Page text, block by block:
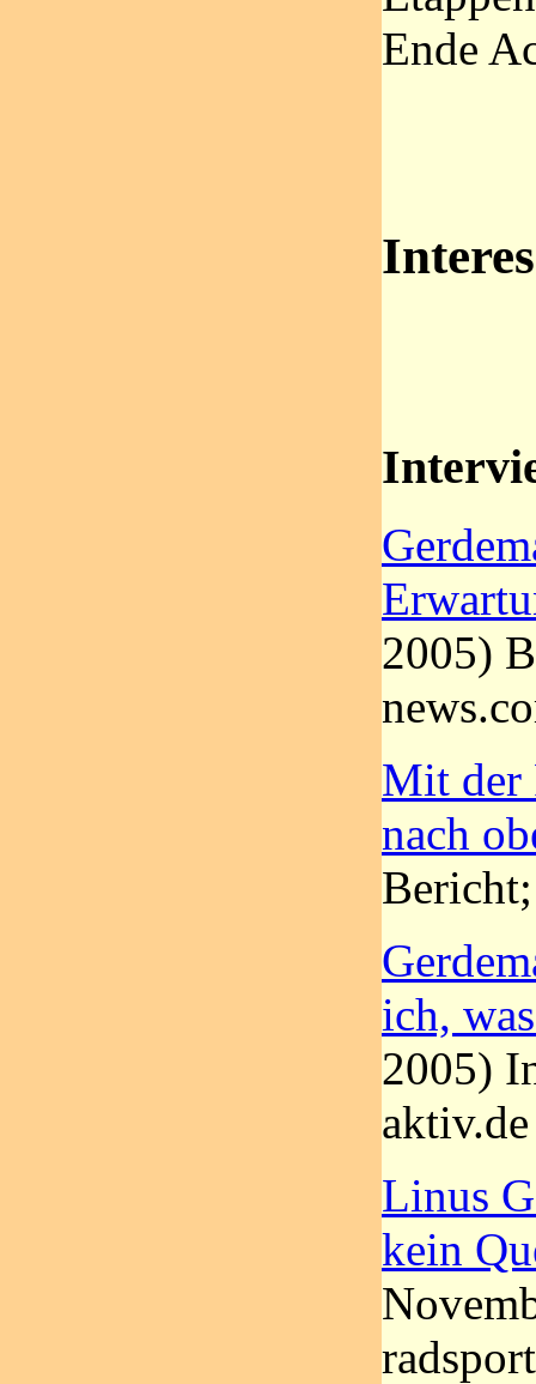
Ende
2005)
Mit der
nach
ich,
2005)
aktiv.de
Linus
kein